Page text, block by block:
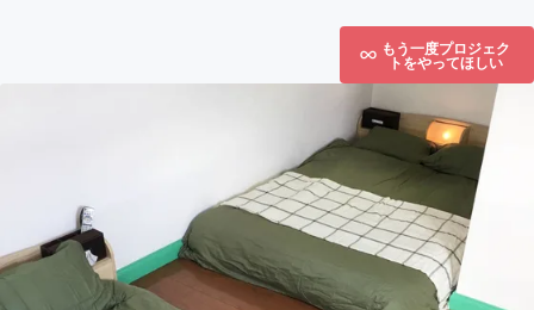
もう一度プロジェク
トをやってほしい